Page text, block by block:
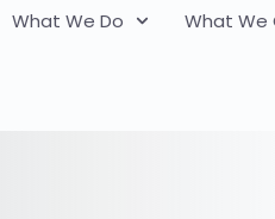
What We Do What We